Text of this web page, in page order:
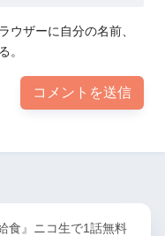
ウザーに自分の名前、
。
食』ニコ生で1話無料